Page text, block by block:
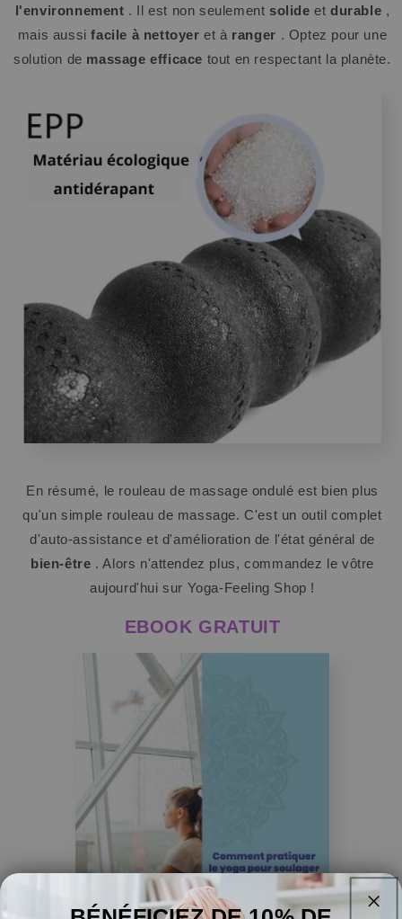
l'environnement . Il est non seulement solide et durable ,
mais aussifacile à nettoyer et à ranger . Optez pour une
solution de massage efficace tout en respectant la planète.
En résumé, le rouleau de massage ondulé est bien plus
qu'un simple rouleau de massage. C'est un outil complet
d'auto-assistance et d'amélioration de l'état général de
bien-être . Alors n'attendez plus, commandez le vôtre
aujourd'hui sur Yoga-Feeling Shop !
EBOOK GRATUIT